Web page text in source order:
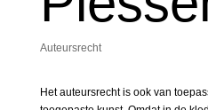
Auteursrecht
Het auteursrecht is ook van